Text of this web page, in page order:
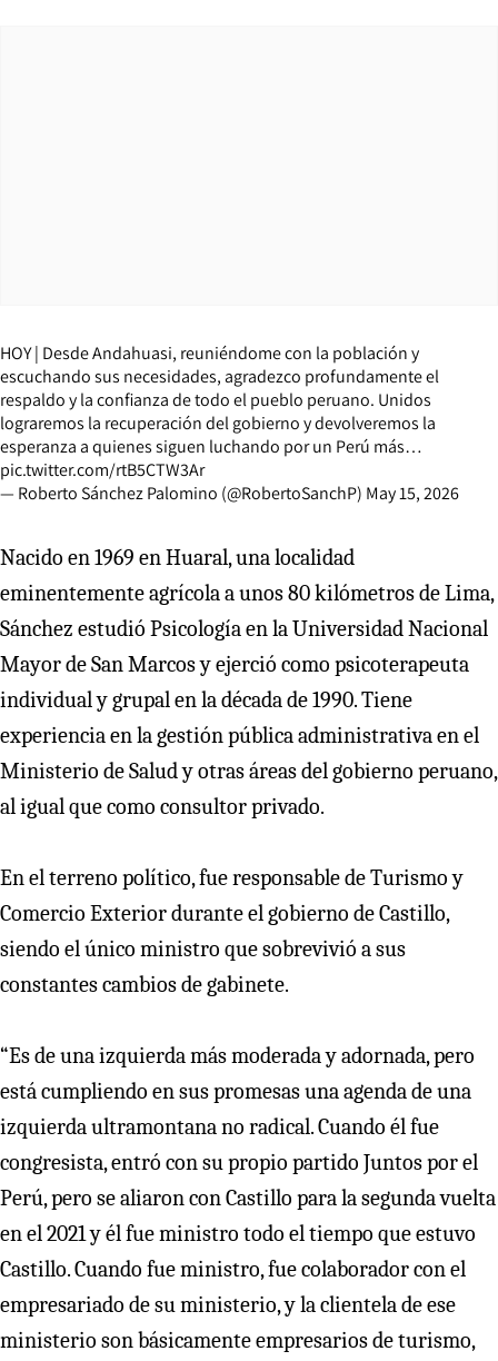
HOY | Desde Andahuasi, reuniéndome con la población y
escuchando sus necesidades, agradezco profundamente el
respaldo y la confianza de todo el pueblo peruano. Unidos
lograremos la recuperación del gobierno y devolveremos la
esperanza a quienes siguen luchando por un Perú más…
pic.twitter.com/rtB5CTW3Ar
— Roberto Sánchez Palomino (@RobertoSanchP) May 15, 2026
Nacido en 1969 en Huaral, una localidad
eminentemente agrícola a unos 80 kilómetros de Lima,
Sánchez estudió Psicología en la Universidad Nacional
Mayor de San Marcos y ejerció como psicoterapeuta
individual y grupal en la década de 1990. Tiene
experiencia en la gestión pública administrativa en el
Ministerio de Salud y otras áreas del gobierno peruano,
al igual que como consultor privado.
En el terreno político, fue responsable de Turismo y
Comercio Exterior durante el gobierno de Castillo,
siendo el único ministro que sobrevivió a sus
constantes cambios de gabinete.
“Es de una izquierda más moderada y adornada, pero
está cumpliendo en sus promesas una agenda de una
izquierda ultramontana no radical. Cuando él fue
congresista, entró con su propio partido Juntos por el
Perú, pero se aliaron con Castillo para la segunda vuelta
en el 2021 y él fue ministro todo el tiempo que estuvo
Castillo. Cuando fue ministro, fue colaborador con el
empresariado de su ministerio, y la clientela de ese
ministerio son básicamente empresarios de turismo,